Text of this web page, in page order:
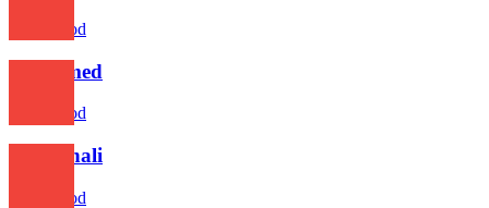
Bollywood
Rajahmed
Bollywood
Socha hali
Bollywood